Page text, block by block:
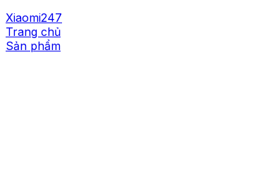
Xiaomi247
Trang chủ
Sản phẩm